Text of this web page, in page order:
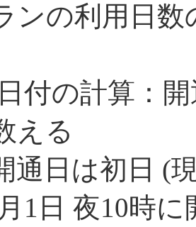
ンの利用日
付の計算：
える
通日は初日 (
1日 夜10時に